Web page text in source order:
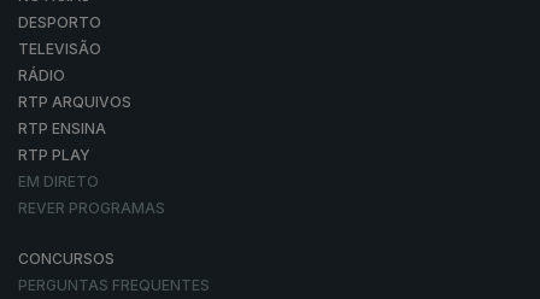
DESPORTO
TELEVISÃO
RÁDIO
RTP ARQUIVOS
RTP ENSINA
RTP PLAY
EM DIRETO
REVER PROGRAMAS
CONCURSOS
PERGUNTAS FREQUENTES